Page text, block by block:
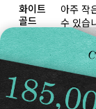
화이트
골드
아주 작
수 있습
알레르
판단하
추후 교
엔틱화